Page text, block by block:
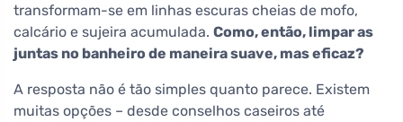
transformam-se em linhas escuras cheias de mofo,
calcário e sujeira acumulada. Como, então, limpar as
juntas no banheiro de maneira suave, mas eficaz?
A resposta não é tão simples quanto parece. Existem
muitas opções – desde conselhos caseiros até